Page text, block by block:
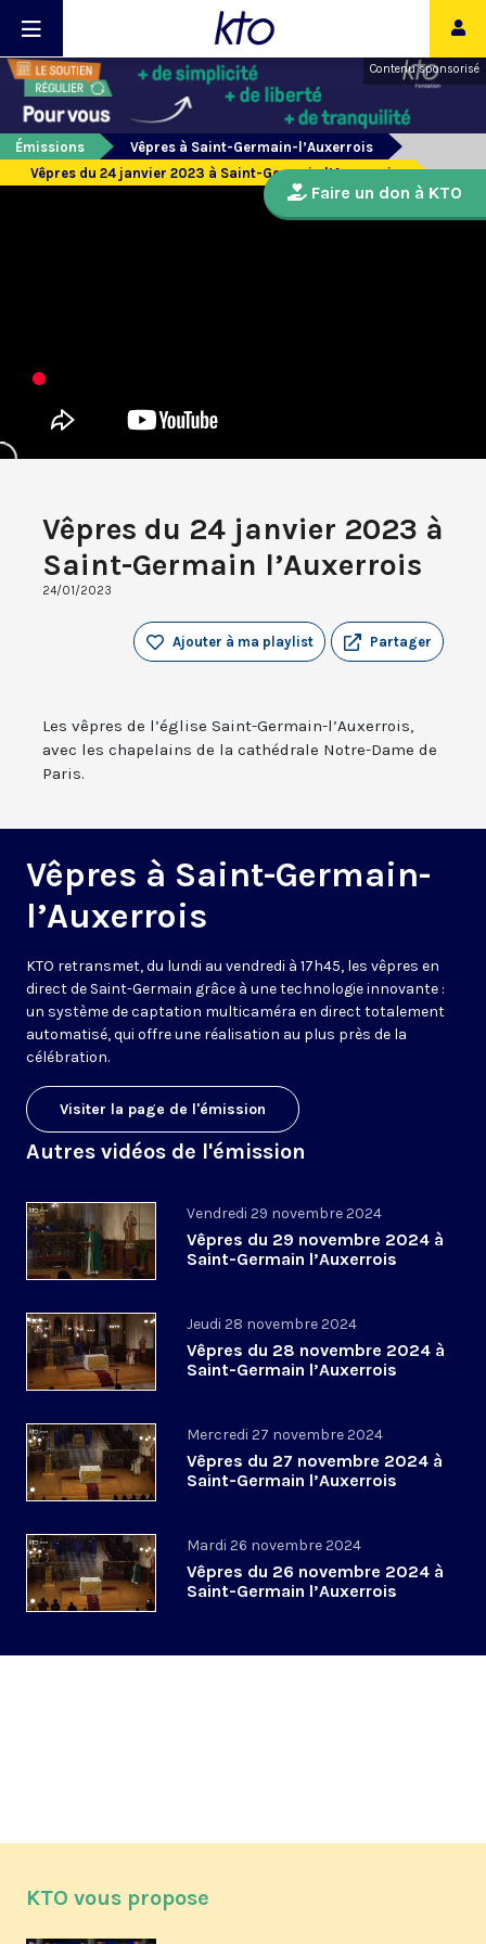
Contenu sponsorisé
Émissions
Vêpres à Saint-Germain-l’Auxerrois
Vêpres du 24 janvier 2023 à Saint-Germain l’Auxerrois
Vêpres du 24 janvier 2023 à
Saint-Germain l’Auxerrois
24/01/2023
Partager
Ajouter à ma playlist
Les vêpres de l’église Saint-Germain-l’Auxerrois,
avec les chapelains de la cathédrale Notre-Dame de
Paris.
Vêpres à Saint-Germain-
l’Auxerrois
KTO retransmet, du lundi au vendredi à 17h45, les vêpres en
direct de Saint-Germain grâce à une technologie innovante :
un système de captation multicaméra en direct totalement
automatisé, qui offre une réalisation au plus près de la
célébration.
Visiter la page de l'émission
Autres vidéos de l'émission
Vendredi 29 novembre 2024
Vêpres du 29 novembre 2024 à
Saint-Germain l’Auxerrois
Jeudi 28 novembre 2024
Vêpres du 28 novembre 2024 à
Saint-Germain l’Auxerrois
Mercredi 27 novembre 2024
Vêpres du 27 novembre 2024 à
Saint-Germain l’Auxerrois
Mardi 26 novembre 2024
Vêpres du 26 novembre 2024 à
Saint-Germain l’Auxerrois
Faire un don à KTO
KTO vous propose